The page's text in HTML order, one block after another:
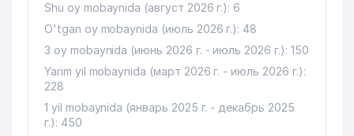
Shu oy mobaynida (август 2026 г.): 6
O'tgan oy mobaynida (июль 2026 г.): 48
3 oy mobaynida (июнь 2026 г. - июль 2026 г.): 150
Yarim yil mobaynida (март 2026 г. - июль 2026 г.):
228
1 yil mobaynida (январь 2025 г. - декабрь 2025
г.): 450